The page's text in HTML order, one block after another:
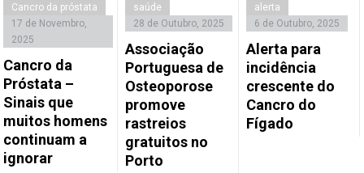
Cancro da próstata
17 de Novembro,
2025
Cancro da
Próstata –
Sinais que
muitos homens
continuam a
ignorar
saúde
28 de Outubro, 2025
Associação
Portuguesa de
Osteoporose
promove
rastreios
gratuitos no
Porto
alerta
6 de Outubro, 2025
Alerta para
incidência
crescente do
Cancro do
Fígado